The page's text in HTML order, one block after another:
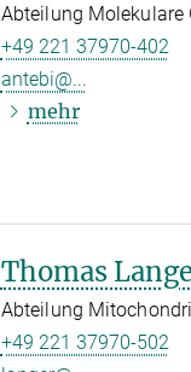
Abteilung Molekulare
+49 221 37970-402
antebi@...
mehr
Thomas
Abteilung
+49 221 37970-502